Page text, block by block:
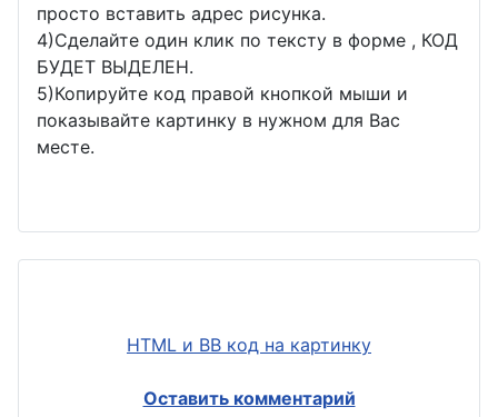
просто вставить адрес рисунка.
4)Сделайте один клик по тексту в форме , КОД
БУДЕТ ВЫДЕЛЕН.
5)Копируйте код правой кнопкой мыши и
показывайте картинку в нужном для Вас
месте.
HTML и BB код на картинку
Оставить комментарий